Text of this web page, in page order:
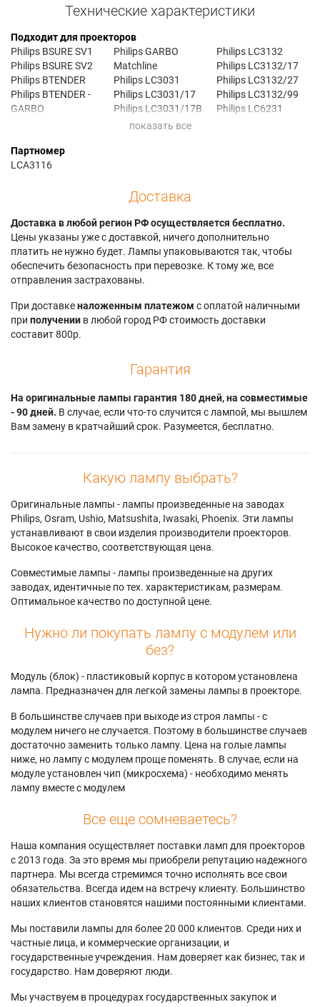
Технические характеристики
Подходит для проекторов
Philips BSURE SV1
Philips BSURE SV2
Philips BTENDER
Philips BTENDER -
GARBO
Home Cinema
Philips GARBO
Matchline
Philips LC3031
Philips LC3031/17
Philips LC3031/17B
Philips LC3031/40
Philips LC3132
Philips LC3132/17
Philips LC3132/27
Philips LC3132/99
Philips LC6231
Партномер
LCA3116
Доставка
Доставка в любой регион РФ осуществляется бесплатно.
Цены указаны уже с доставкой, ничего дополнительно
платить не нужно будет. Лампы упаковываются так, чтобы
обеспечить безопасность при перевозке. К тому же, все
отправления застрахованы.
При доставкеналоженным платежом с оплатой наличными
при получении в любой город РФ стоимость доставки
составит 800р.
Гарантия
На оригинальные лампы гарантия 180 дней, на совместимые
- 90 дней. В случае, если что-то случится с лампой, мы вышлем
Вам замену в кратчайший срок. Разумеется, бесплатно.
Какую лампу выбрать?
Оригинальные лампы - лампы произведенные на заводах
Philips, Osram, Ushio, Matsushita, Iwasaki, Phoenix. Эти лампы
устанавливают в свои изделия производители проекторов.
Высокое качество, соответствующая цена.
Совместимые лампы - лампы произведенные на других
заводах, идентичные по тех. характеристикам, размерам.
Оптимальное качество по доступной цене.
Нужно ли покупать лампу с модулем или
без?
Модуль (блок) - пластиковый корпус в котором установлена
лампа. Предназначен для легкой замены лампы в проекторе.
В большинстве случаев при выходе из строя лампы - с
модулем ничего не случается. Поэтому в большинстве случаев
достаточно заменить только лампу. Цена на голые лампы
ниже, но лампу с модулем проще поменять. В случае, если на
модуле установлен чип (микросхема) - необходимо менять
лампу вместе с модулем
Все еще сомневаетесь?
Наша компания осуществляет поставки ламп для проекторов
с 2013 года. За это время мы приобрели репутацию надежного
партнера. Мы всегда стремимся точно исполнять все свои
обязательства. Всегда идем на встречу клиенту. Большинство
наших клиентов становятся нашими постоянными клиентами.
Мы поставили лампы для более 20 000 клиентов. Среди них и
частные лица, и коммерческие организации, и
государственные учреждения. Нам доверяет как бизнес, так и
государство. Нам доверяют люди.
Мы участвуем в процедурах государственных закупок и